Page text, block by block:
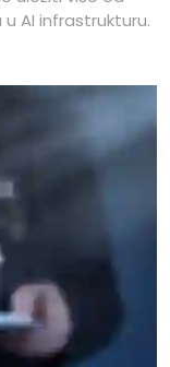
AI infrastrukturu.